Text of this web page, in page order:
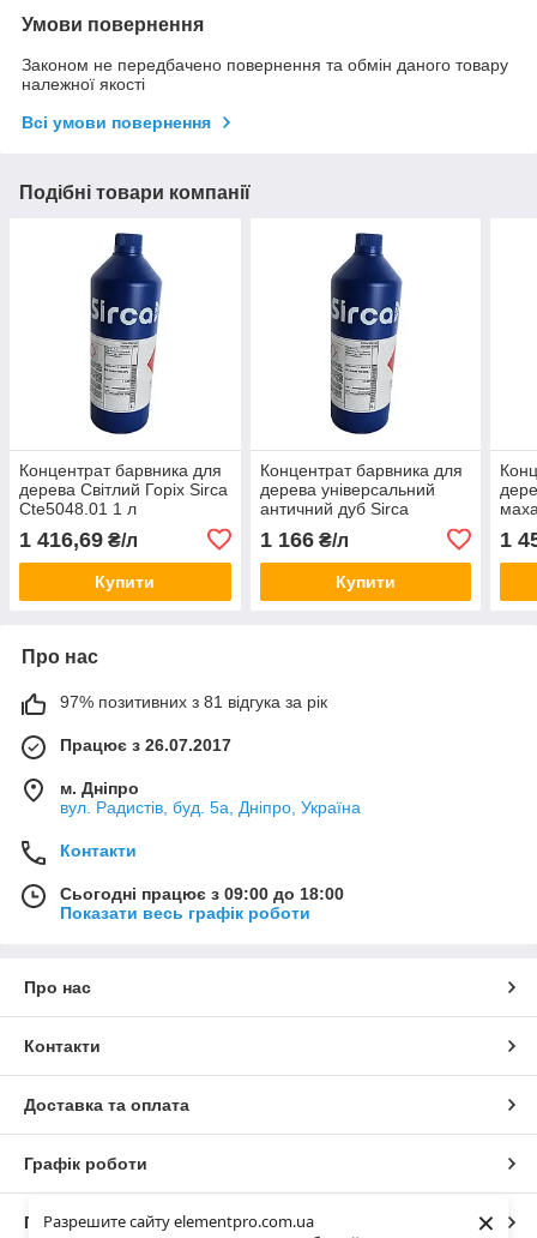
Разрешите сайту elementpro.com.ua
×
Умови повернення
Законом не передбачено повернення та обмін даного товару
належної якості
Всі умови повернення
Подібні товари компанії
Концентрат барвника для
дерева Світлий Горіх Sirca
Cte5048.01 1 л
1 416,69 ₴/л
Купити
Концентрат барвника для
дерева універсальний
античний дуб Sirca
1 166₴/л
Купити
1
Про нас
97% позитивних з 81 відгука за рік
Працює з 26.07.2017
м. Дніпро
вул. Радистів, буд. 5а, Дніпро, Україна
Контакти
Сьогодні працює з 09:00 до 18:00
Показати весь графік роботи
Про нас
Контакти
Доставка та оплата
Графік роботи
Повна версія сайту